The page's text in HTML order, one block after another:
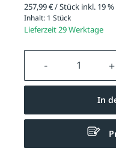
257,99 € / Stück inkl. 19
Inhalt: 1 Stück
Lieferzeit 29 Werktage
Produkt
In